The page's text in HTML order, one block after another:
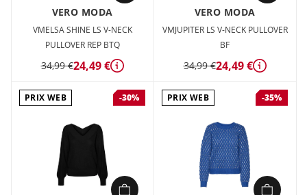
VERO MODA
VMELSA SHINE LS V-NECK
PULLOVER REP BTQ
34,99 €24,49 € Détails
VERO MODA
VMJUPITER LS V-NECK PULLOVER
BF
34,99 €24,49 € Détails
PRIX WEB -30% PRIX WEB -35%